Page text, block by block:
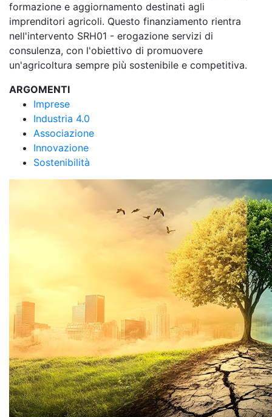
formazione e aggiornamento destinati agli
imprenditori agricoli. Questo finanziamento rientra
nell'intervento SRH01 - erogazione servizi di
consulenza, con l'obiettivo di promuovere
un'agricoltura sempre più sostenibile e competitiva.
ARGOMENTI
Imprese
Industria 4.0
Associazione
Innovazione
Sostenibilità